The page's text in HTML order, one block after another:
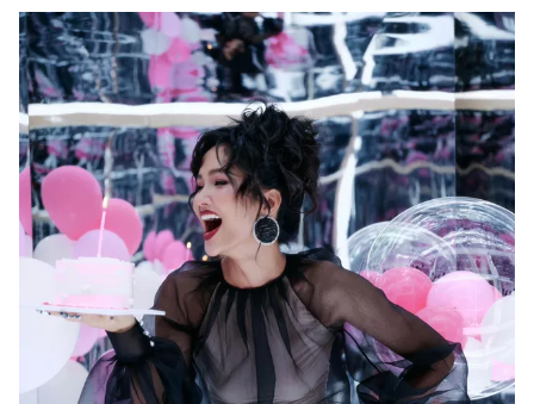
VTV Money VTV Thể thao
VTV Sức khoẻ Bất động sản
Thị trường 24h Tấm lòng Việt
VTV4 Vươn mình bằng AI
VTV9 VTV8
Liên hệ tòa soạn English